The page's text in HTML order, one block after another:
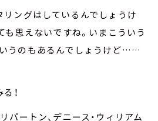
リングはしているんでしょうけ
も思えないですね。いまこういう
うのもあるんでしょうけど……
！
パートン、デニース・ウィリアム